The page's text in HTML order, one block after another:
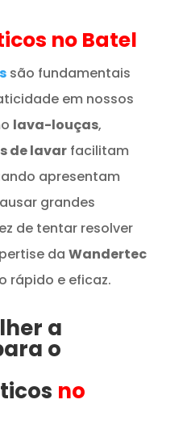
no Batel
são fundamentais
em nossos
lava-louças,
de lavarfacilitam
apresentam
grandes
de tentar resolver
da Wandertec
rápido e eficaz.
a
o
no